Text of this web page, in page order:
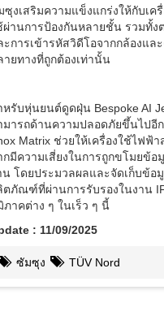
ซุงเสริมความแข็งแกร่งให้กับเค
ผ่านการป้องกันหลายชั้น รวมทั้ง
ะการเข้ารหัสวิดีโอจากกล้องแ
ายทางที่ถูกต้องเท่านั้น
หรับหุ่นยนต์ดูดฝุ่น Bespoke AI
มารถด้านความปลอดภัยขึ้นไปอี
Matrix ช่วยให้เครื่องใช้ไฟฟ้
กมีความเสี่ยงในการถูกขโมยข้
น โดยประมวลผลและจัดเก็บข้อ
ตภัณฑ์ที่ผ่านการรับรองในงาน
ภาคต่าง ๆ ในเร็ว ๆ นี้
: 11/09/2025
ซัมซุง TÜV Nord